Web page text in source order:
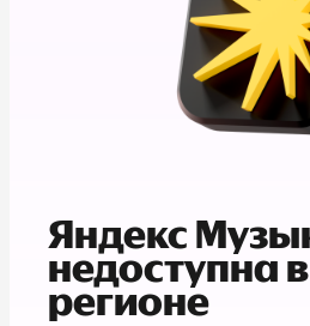
Яндекс
недоступна
регионе